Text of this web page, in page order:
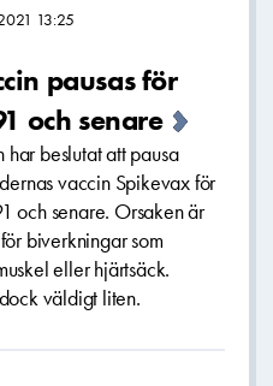
13:25
pausas för
och senare
har beslutat att pausa
vaccin Spikevax för
och senare. Orsaken är
biverkningar som
eller hjärtsäck.
väldigt liten.